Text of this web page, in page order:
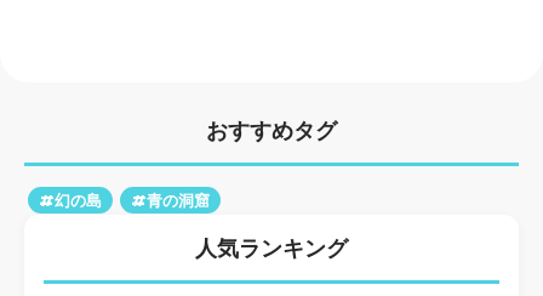
おすすめタグ
#幻の島 #青の洞窟
人気ランキング